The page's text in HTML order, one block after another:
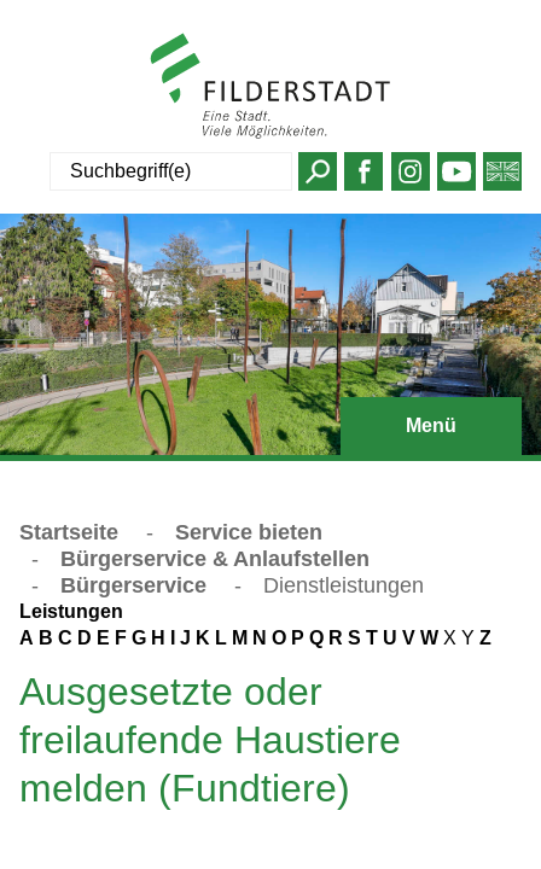
Menü
Startseite -
Service bieten
-
Bürgerservice & Anlaufstellen
-
Bürgerservice - Dienstleistungen
Leistungen
A B C D E F G H J K L M N O P Q R S T U V W X Y Z
Ausgesetzte oder
freilaufende Haustiere
melden (Fundtiere)